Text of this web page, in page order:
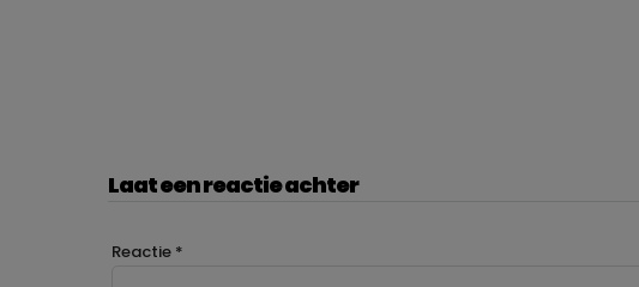
Laat een reactie achter
Reactie *